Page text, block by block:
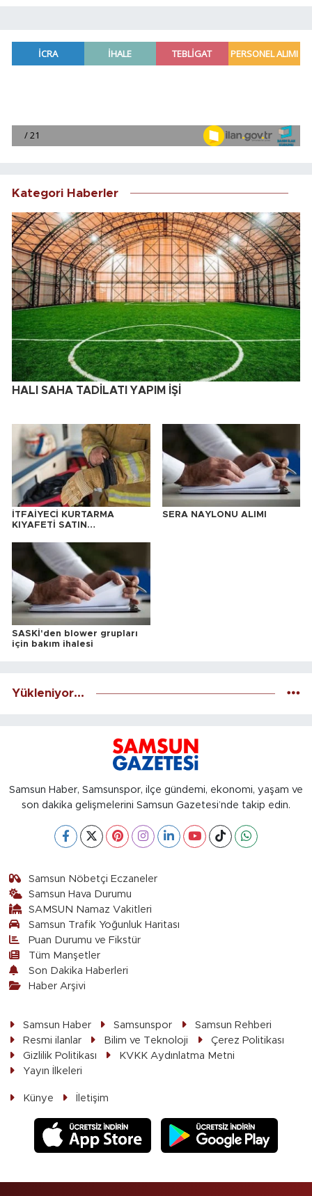
Kategori Haberler
HALI SAHA TADİLATI YAPIM İŞİ
İTFAİYECİ KURTARMA
KIYAFETİ SATIN
SERA NAYLONU ALIMI
SASKİ'den blower grupları
için bakım ihalesi
Yükleniyor...
Samsun Haber, Samsunspor, ilçe gündemi, ekonomi, yaşam ve
son dakika gelişmelerini Samsun Gazetesi’nde takip edin.
Samsun Nöbetçi Eczaneler
Samsun Hava Durumu
SAMSUN Namaz Vakitleri
Samsun Trafik Yoğunluk Haritası
Puan Durumu ve Fikstür
Tüm Manşetler
Son Dakika Haberleri
Haber Arşivi
Samsun Haber Samsunspor
Samsun Rehberi
Resmi ilanlar
Bilim ve Teknoloji
Çerez Politikası
Gizlilik Politikası
KVKK Aydınlatma Metni
Yayın İlkeleri
Künye İletişim